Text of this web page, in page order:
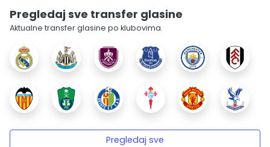
Pregledaj sve transfer glasine
Aktualne transfer glasine po klubovima.
Pregledaj sve